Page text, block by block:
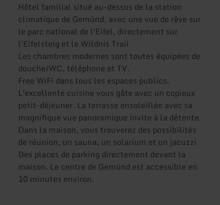
Hôtel familial situé au-dessus de la station
climatique de Gemünd, avec une vue de rêve sur
le parc national de l'Eifel, directement sur
l'Eifelsteig et le Wildnis Trail
Les chambres modernes sont toutes équipées de
douche/WC, téléphone et TV.
Free WiFi dans tous les espaces publics.
L'excellente cuisine vous gâte avec un copieux
petit-déjeuner. La terrasse ensoleillée avec sa
magnifique vue panoramique invite à la détente.
Dans la maison, vous trouverez des possibilités
de réunion, un sauna, un solarium et un jacuzzi
Des places de parking directement devant la
maison. Le centre de Gemünd est accessible en
10 minutes environ.